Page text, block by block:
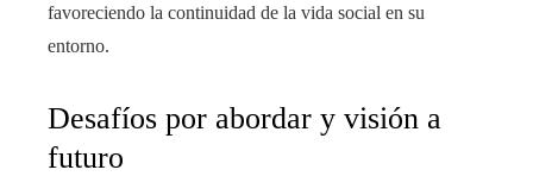
favoreciendo la continuidad de la vida social en su
entorno.
Desafíos por abordar y visión a
futuro